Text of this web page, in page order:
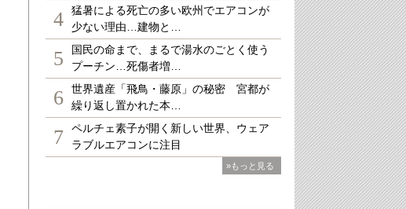
4
猛暑による死亡の多い欧州でエアコンが
少ない理由…建物と…
5
国民の命まで、まるで湯水のごとく使う
プーチン…死傷者増…
6
世界遺産「飛鳥・藤原」の秘密 宮都が
繰り返し置かれた本…
7
ペルチェ素子が開く新しい世界、ウェア
ラブルエアコンに注目
»もっと見る